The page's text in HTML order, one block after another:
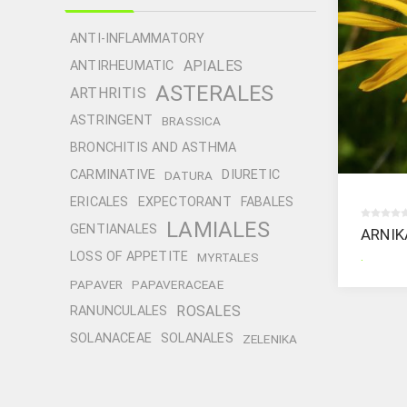
.
ANTI-INFLAMMATORY
ANTIRHEUMATIC
APIALES
ARTHRITIS ASTERALES
ASTRINGENT BRASSICA
BRONCHITIS AND ASTHMA
CARMINATIVE
DATURA
DIURETIC
ERICALES
EXPECTORANT
FABALES
GENTIANALES
LAMIALES
LOSS OF APPETITE
MYRTALES
PAPAVER
PAPAVERACEAE
RANUNCULALES ROSALES
SOLANACEAE SOLANALES ZELENIKA